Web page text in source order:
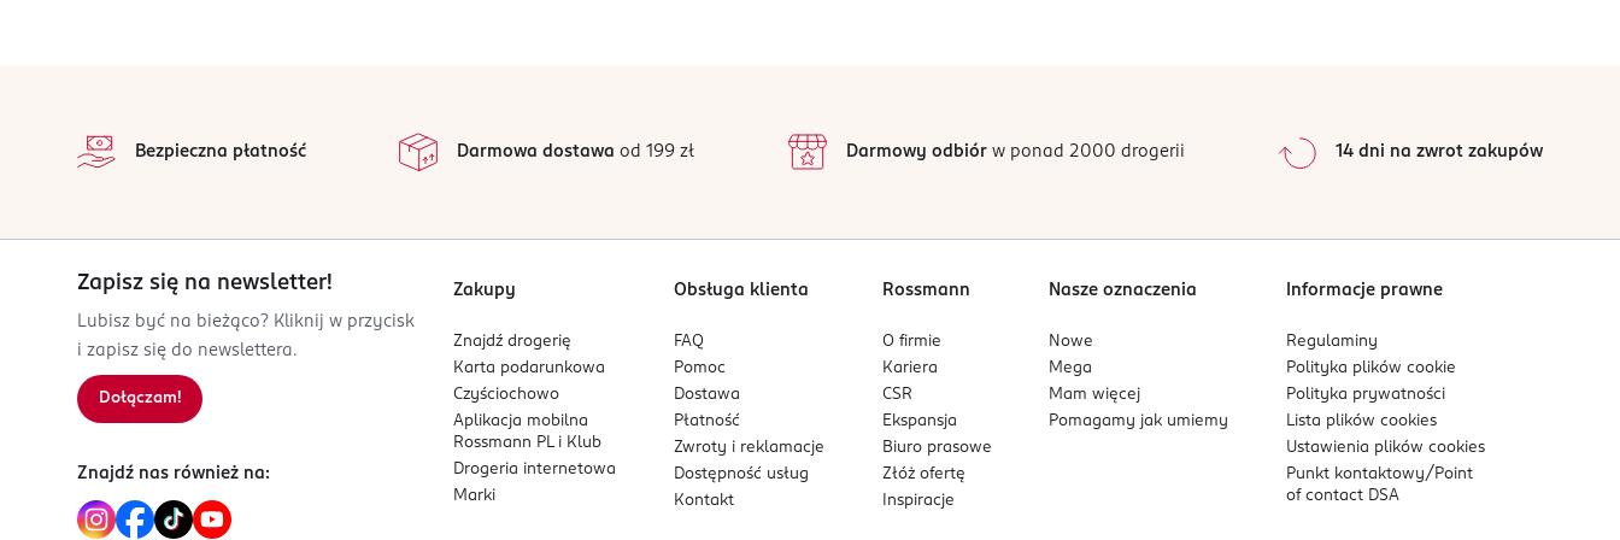
FR-Francja
0 800897 140861
Bezpieczna płatność Darmowa dostawa od 199 zł Darmowy odbiórw ponad 2000 drogerii 14 dni na zwrot zakupów
Zapisz się na newsletter!
Lubisz być na bieżąco? Kliknij w przycisk
i zapisz się do newslettera.
Dołączam!
Znajdź nas również na:
Zakupy
Znajdź drogerię
Karta podarunkowa
Czyściochowo
Aplikacja mobilna
Rossmann PL i Klub
Drogeria internetowa
Marki
Obsługa klienta
FAQ
Pomoc
Dostawa
Płatność
Zwroty i reklamacje
Dostępność usług
Kontakt
Rossmann
O firmie
Kariera
CSR
Ekspansja
Biuro prasowe
Złóż ofertę
Inspiracje
Nasze oznaczenia
Nowe
Mega
Mam więcej
Pomagamy jak umiemy
Informacje prawne
Regulaminy
Polityka plikówcookie
Polityka prywatności
Lista plikówcookies
Ustawienia plikówcookies
Punkt kontaktowy/ Point
of contact DSA